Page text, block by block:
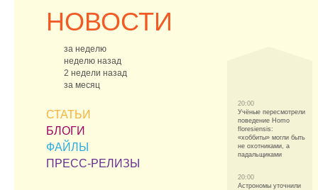
НОВОСТИ
за неделю
неделю назад
2 недели назад
за месяц
СТАТЬИ
БЛОГИ
ФАЙЛЫ
ПРЕСС-РЕЛИЗЫ
20:00
Учёные пересмотрели
поведение Homo
floresiensis:
«хоббиты» могли быть
не охотниками, а
падальщиками
20:00
Астрономы уточнили